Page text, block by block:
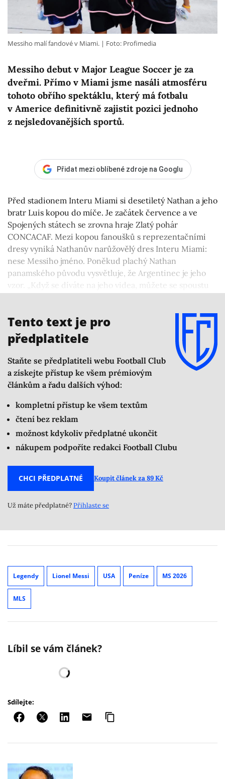
Messiho debut v Major League Soccer je za
dveřmi. Přímo v Miami jsme nasáli atmosféru
tohoto obřího spektáklu, který má fotbalu
v Americe definitivně zajistit pozici jednoho
z nejsledovanějších sportů.
Messiho malí fandové v Miami. Foto: Profimedia
Přidat mezi oblíbené zdroje na Googlu
Před stadionem Interu Miami si desetiletý Nathan a jeho
bratr Luis kopou do míče. Je začátek července a ve
Spojených státech se zrovna hraje Zlatý pohár
CONCACAF. Mezi kopou fanoušků s reprezentačními
dresy vyniká Nathanův narůžovělý dres Interu Miami:
nese Messiho jméno. Poněkud plachý Nathan
panamského původu vysvětluje, že Argentinec je jeho
vzor. „Když se díváte na jeho videa, můžete se spoustu
Tento text je pro
předplatitele
Staňte se předplatiteli webu Football Club
a získejte přístup ke všem prémiovým
článkům a řadu dalších výhod:
kompletní přístup ke všem textům
čtení bez reklam
možnost kdykoliv předplatné ukončit
nákupem podpoříte redakci Football Clubu
CHCI PŘEDPLATNÉ Koupit článek za 89 Kč
Už máte předplatné?Přihlaste se
Legendy Lionel Messi USA Peníze MS 2026
MLS
Líbil se vám článek?
Sdílejte: